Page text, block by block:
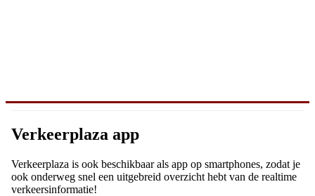
Verkeerplaza app
Verkeerplaza is ook beschikbaar als app op smartphones, zodat je
ook onderweg snel een uitgebreid overzicht hebt van de realtime
verkeersinformatie!